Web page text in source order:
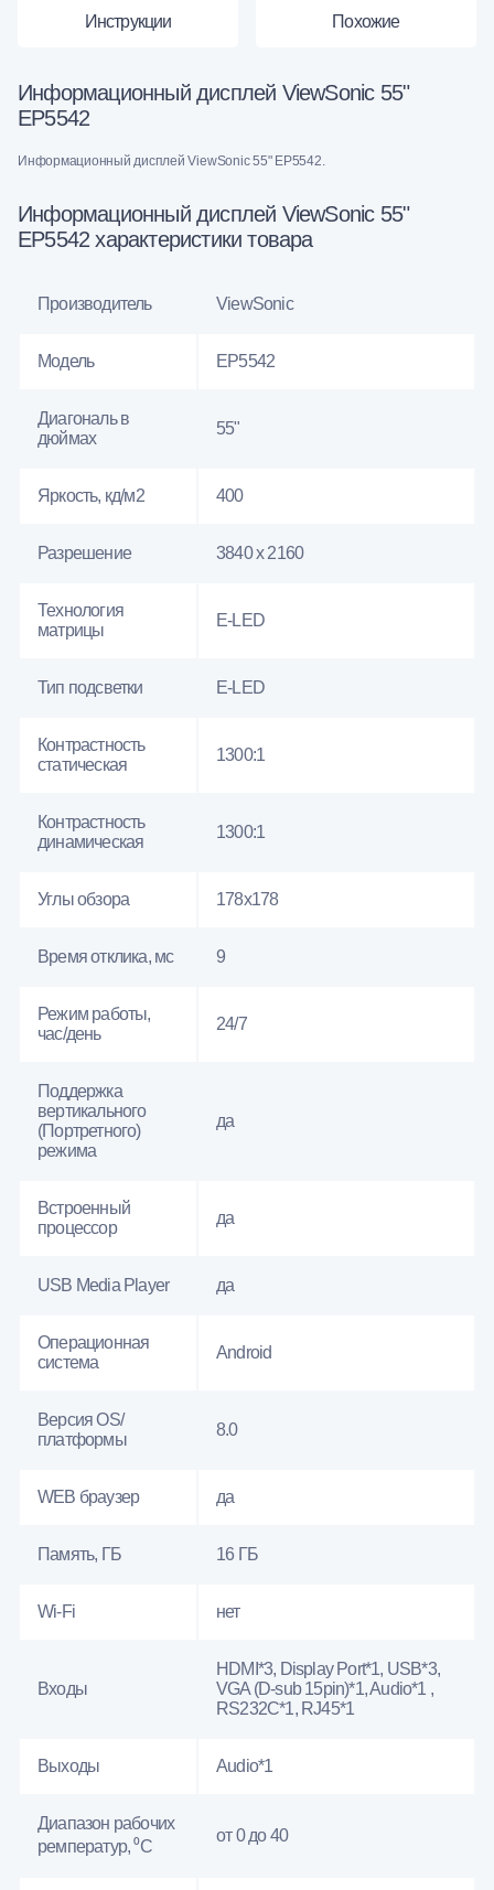
Инструкции Похожие
Информационный дисплей ViewSonic 55"
EP5542
Информационный дисплей ViewSonic 55" EP5542.
Информационный дисплей ViewSonic 55"
EP5542 характеристики товара
Производитель ViewSonic
Модель EP5542
Диагональ в
дюймах
55"
Яркость, кд/м2 400
Разрешение 3840 x 2160
Технология
матрицы
E-LED
Тип подсветки E-LED
Контрастность
статическая
1300:1
Контрастность
динамическая
1300:1
Углы обзора 178x178
Время отклика, мс 9
Режим работы,
час/день
24/7
Поддержка
вертикального
(Портретного)
режима
да
Встроенный
процессор
да
USB Media Player да
Операционная
система
Android
Версия OS/
платформы
8.0
WEB браузер да
Память, ГБ 16 ГБ
Wi-Fi нет
Входы
HDMI*3, Display Port*1, USB*3,
VGA (D-sub 15pin)*1, Audio*1 ,
RS232С*1, RJ45*1
Выходы Audio*1
Диапазон рабочих
ремператур, ⁰С
от 0 до 40